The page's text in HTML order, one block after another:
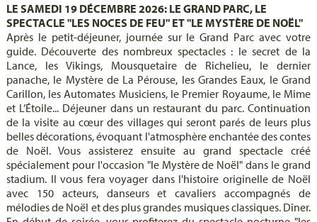
LE SAMEDI 19 DÉCEMBRE 2026: LE GRAND PARC, LE
SPECTACLE "LES NOCES DE FEU" ET "LE MYSTÈRE DE NOËL"
Après le petit-déjeuner, journée sur le Grand Parc avec votre
guide. Découverte des nombreux spectacles : le secret de la
Lance, les Vikings, Mousquetaire de Richelieu, le dernier
panache, le Mystère de La Pérouse, les Grandes Eaux, le Grand
Carillon, les Automates Musiciens, le Premier Royaume, le Mime
et L’Étoile... Déjeuner dans un restaurant du parc. Continuation
de la visite au cœur des villages qui seront parés de leurs plus
belles décorations, évoquant l'atmosphère enchantée des contes
de Noël. Vous assisterez ensuite au grand spectacle créé
spécialement pour l'occasion "le Mystère de Noël" dans le grand
stadium. Il vous fera voyager dans l'histoire originelle de Noël
avec 150 acteurs, danseurs et cavaliers accompagnés de
mélodies de Noël et des plus grandes musiques classiques. Dîner.